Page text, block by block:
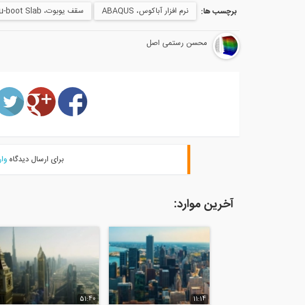
برچسب ها: نرم افزار آباکوس، ABAQUS سقف یوبوت، u-boot Slab
محسن رستمی اصل
برای ارسال دیدگاه
آخرین موارد:
11:14
51:40